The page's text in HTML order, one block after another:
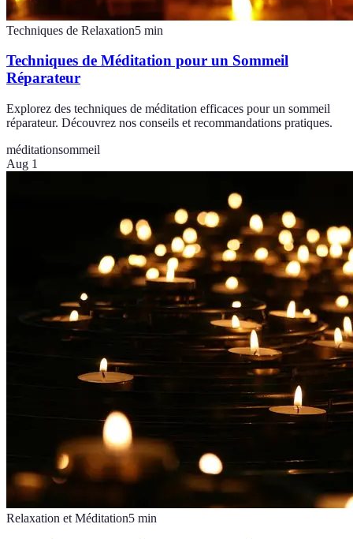
Techniques de Relaxation5 min
Techniques de Méditation pour un Sommeil
Réparateur
Explorez des techniques de méditation efficaces pour un sommeil
réparateur. Découvrez nos conseils et recommandations pratiques.
méditationsommeil
Aug 1
Relaxation et Méditation5 min